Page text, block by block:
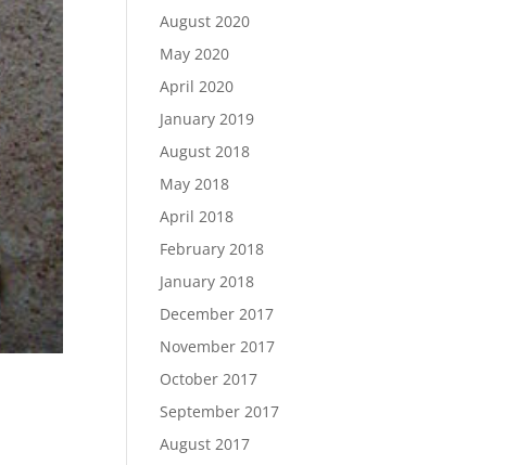
August 2020
May 2020
April 2020
January 2019
August 2018
May 2018
April 2018
February 2018
January 2018
December 2017
November 2017
October 2017
September 2017
August 2017